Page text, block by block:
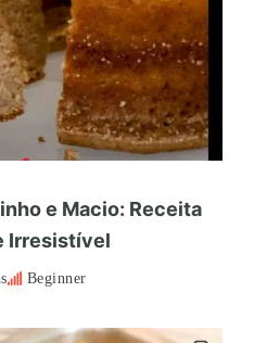
e Macio: Receita
Irresistível
Beginner